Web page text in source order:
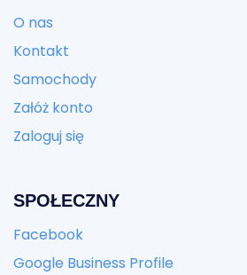
O nas
Kontakt
Samochody
Załóż konto
Zaloguj się
SPOŁECZNY
Facebook
Google Business Profile